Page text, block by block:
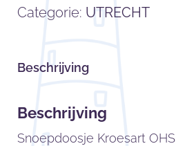
Categorie: UTRECHT
Beschrijving
Beschrijving
Snoepdoosje Kroesart OHS